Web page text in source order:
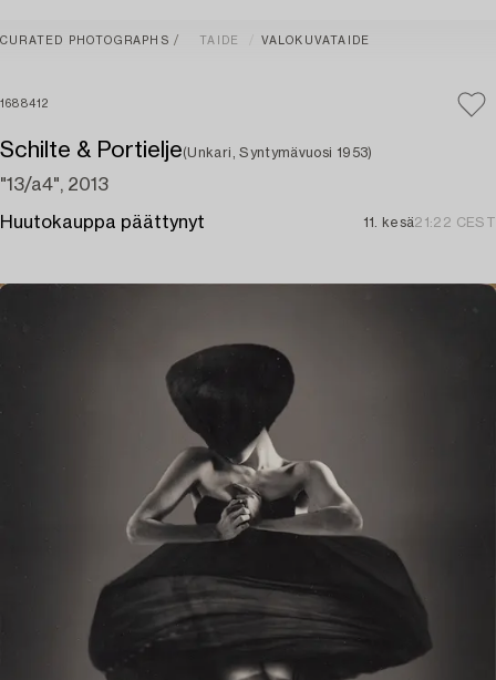
CURATED PHOTOGRAPHS TAIDE VALOKUVATAIDE
1688412
Schilte & Portielje(Unkari, Syntymävuosi 1953)
"13/a4", 2013
Huutokauppa päättynyt 11. kesä21:22 CEST